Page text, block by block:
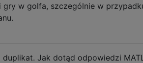
w golfa, szczególnie w
Jak dotąd odpowiedzi